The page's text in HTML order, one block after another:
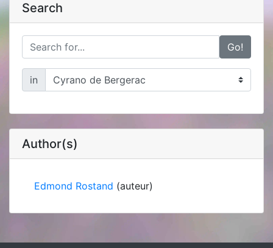
Search
Go!
in
Author(s)
Edmond Rostand (auteur)